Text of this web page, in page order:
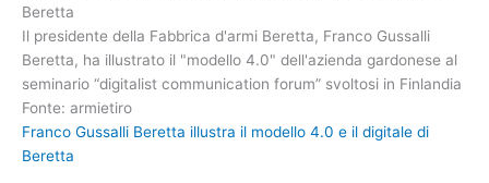
Il presidente della Fabbrica d'armi Beretta, Franco Gussalli
Beretta, ha illustrato il "modello 4.0" dell'azienda gardonese al
seminario “digitalist communication forum” svoltosi in Finlandia
Fonte: armietiro
Franco Gussalli Beretta illustra il modello 4.0 e il digitale di
Beretta